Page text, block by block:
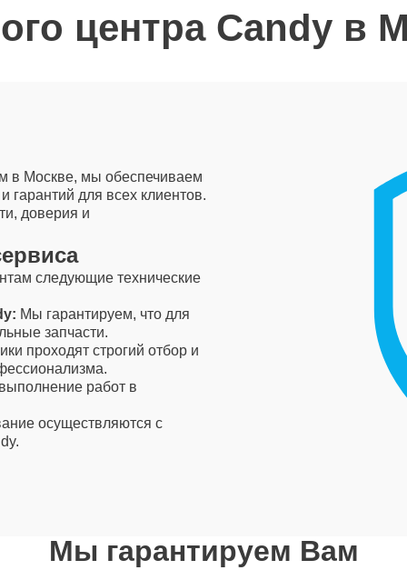
центра Candy в
в Москве, мы обеспечиваем
гарантий для всех клиентов.
доверия и
следующие технические
Мы гарантируем, что для
запчасти.
проходят строгий отбор и
работ в
осуществляются с
Мы гарантируем Вам